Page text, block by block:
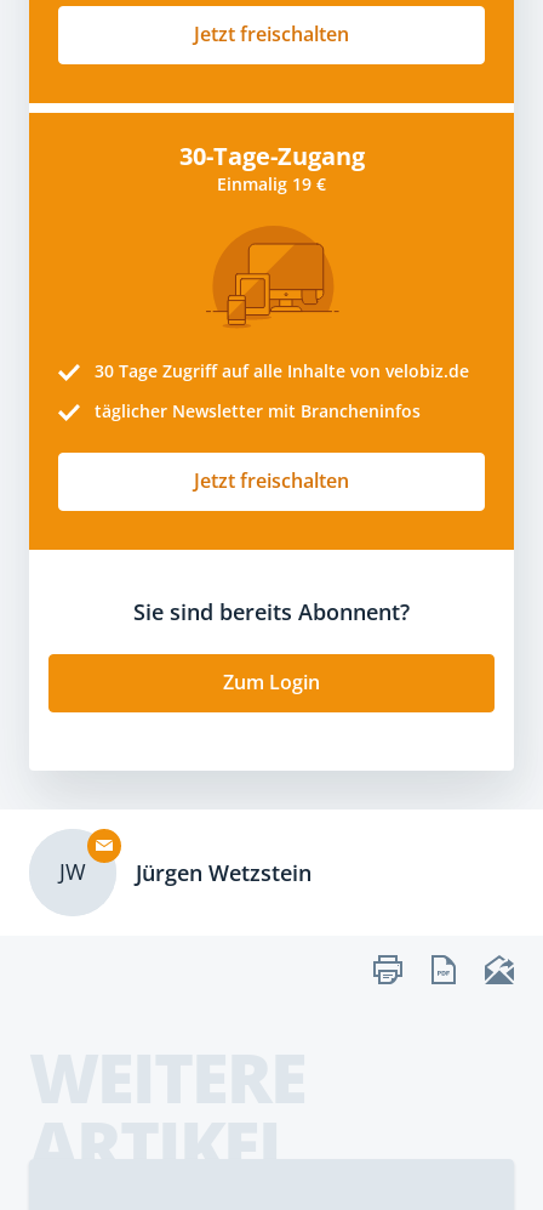
Jetzt freischalten
30-Tage-Zugang
Einmalig 19 €
30 Tage Zugriff auf alle Inhalte von velobiz.de
täglicher Newsletter mit Brancheninfos
Jetzt freischalten
Sie sind bereits Abonnent?
Zum Login
JW Jürgen Wetzstein